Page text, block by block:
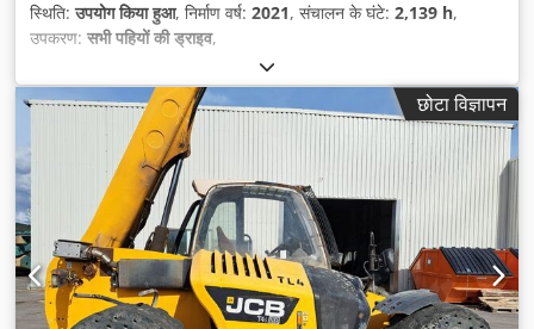
स्थिति:उपयोग किया हुआ, निर्माण वर्ष: 2021, संचालन के घंटे: 2,139 h,
उपकरण: सभी पहियों की ड्राइव,
छोटा विज्ञापन